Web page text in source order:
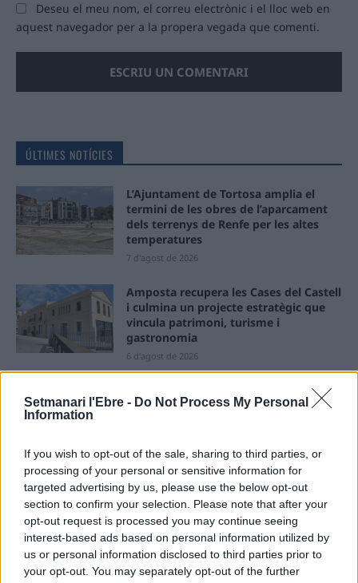
Setmanari l'Ebre - Do Not Process My Personal
Information
If you wish to opt-out of the sale, sharing to third parties, or
processing of your personal or sensitive information for
targeted advertising by us, please use the below opt-out
section to confirm your selection. Please note that after your
opt-out request is processed you may continue seeing
interest-based ads based on personal information utilized by
us or personal information disclosed to third parties prior to
your opt-out. You may separately opt-out of the further
Deseu el meu nom, el correu electrònic i el lloc web en
aquest navegador per a la propera vegada que comenti.
ÚLTIMES NOTÍCIES
L’Ajuntament de Tortosa amplia el
termini de les obres de l’aparcament
dels terrenys de Renfe per les altes
temperatures
7 d'agost de 2026
Amposta recupera les Cases del Castell
i culmina un projecte estratègic que
vincula patrimoni, turisme i
gastronomia
6 d'agost de 2026
Els vestits de paper guanyen força
enguany amb més modistes i gairebé
“L’eclipsi serà una oportunitat també
per a gaudir de les Festes Majors
d’Amposta”
31 de juliol de 2026
Carrega més